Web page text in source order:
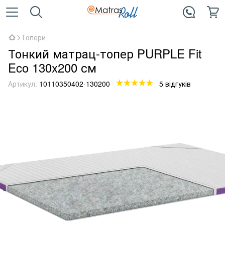
Топери
Тонкий матрац-топер PURPLE Fit
Eco 130x200 см
Артикул: 10110350402-130200 5 відгуків